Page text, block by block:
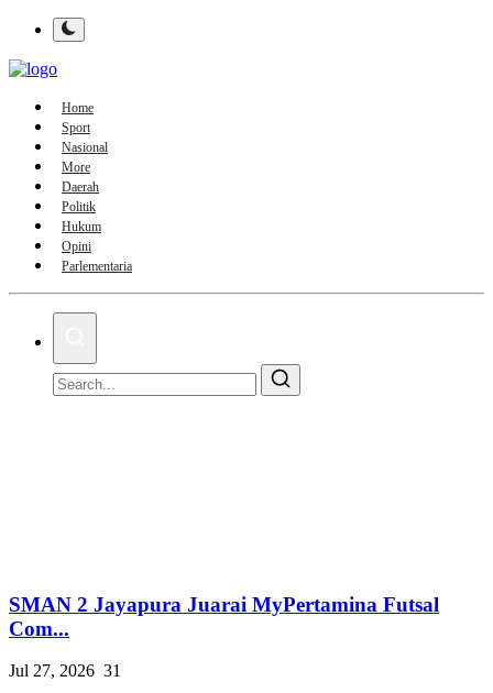
Home
Sport
Nasional
More
Daerah
Politik
Hukum
Opini
Parlementaria
SMAN 2 Jayapura Juarai MyPertamina Futsal
Com...
Jul 27, 2026 31